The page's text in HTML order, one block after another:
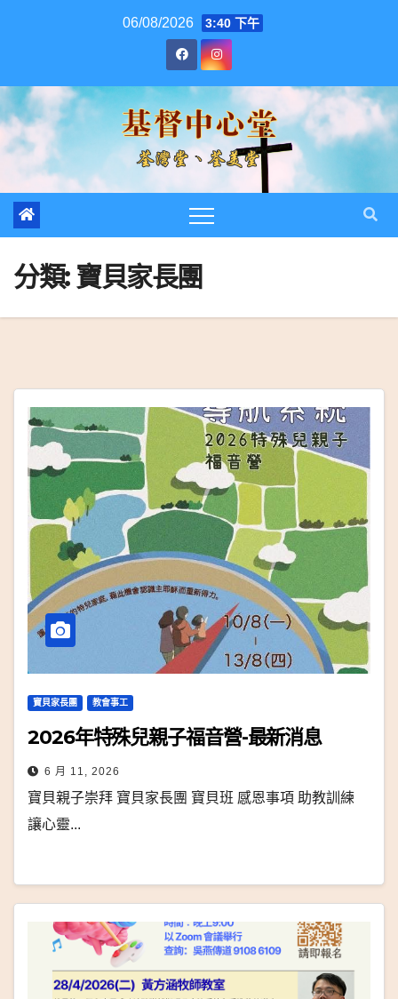
容
06/08/2026 3:40 下午
分類: 寶貝家長團
寶貝家長團 教會事工
2026年特殊兒親子福音營-最新消息
6 月 11, 2026
寶貝親子崇拜 寶貝家長團 寶貝班 感恩事項 助教訓練
讓心靈...